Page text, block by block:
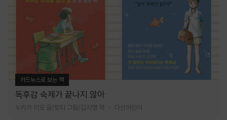
카드뉴스로 보는 책
독후감 숙제가 끝나지 않아
누카가 미오 글/토티 그림/김지영 역 다산어린이